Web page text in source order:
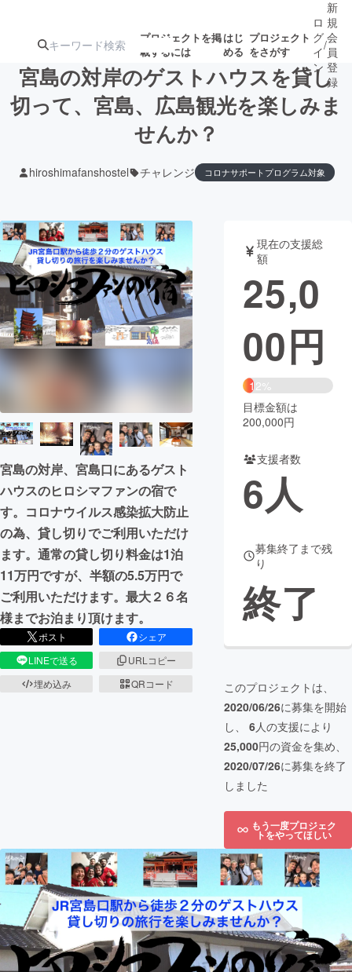
プロジェクトを掲
載するには
はじ
める
プロジェクト
をさがす
注目の新着プロ募集終了が近いプ
テクノロジー・ガジェット ゲーム・サ
映像・映画 書籍・雑誌
ビジネス・起業 チャレンジ
まちづくり・地域活性化
CAMPFIRE for Social Good CAMPFIRE Creation
CAMPFIREふるさと納税
コミュニティ
ロ
グ
イ
ン
/
新
規
会
員
登
録
宮島の対岸のゲストハウスを貸し
切って、宮島、広島観光を楽しみま
せんか？
hiroshimafanshostel チャレンジ コロナサポートプログラム対象
宮島の対岸、宮島口にあるゲスト
ハウスのヒロシマファンの宿で
す。コロナウイルス感染拡大防止
の為、貸し切りでご利用いただけ
ます。通常の貸し切り料金は1泊
11万円ですが、半額の5.5万円で
ご利用いただけます。最大２６名
様までお泊まり頂けます。
ポスト
シェア
LINEで送る
URLコピー
埋め込み
QRコード
現在の支援総
額
25,0
00円
12%
目標金額は
200,000円
支援者数
6人
募集終了まで残
り
終了
このプロジェクトは、
2020/06/26に募集を開始
し、 6人の支援により
25,000円の資金を集め、
2020/07/26に募集を終了
しました
もう一度プロジェク
トをやってほしい